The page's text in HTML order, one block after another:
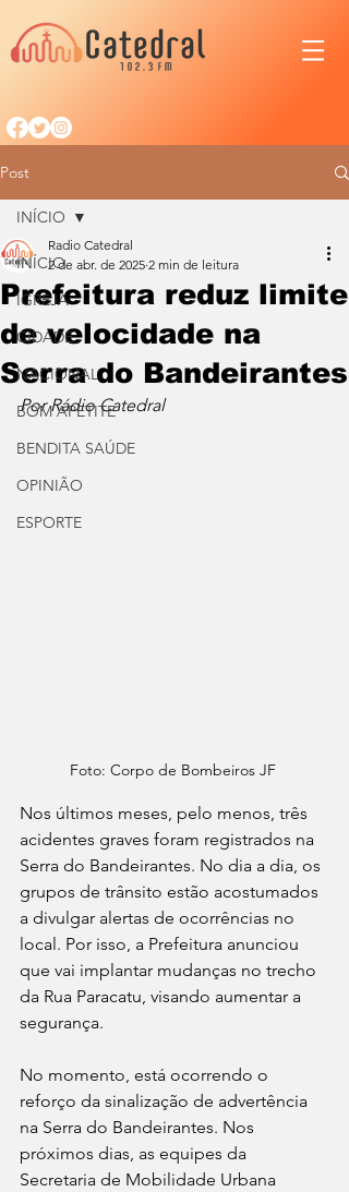
Post
INÍCIO
IGREJA
CIDADE
NACIONAL
BOM APETITE
BENDITA SAÚDE
OPINIÃO
ESPORTE
INÍCIO
Prefeitura reduz limite
de velocidade na
Serra do Bandeirantes
Radio Catedral
2 de abr. de 2025 2 min de leitura
Por Rádio Catedral
Foto: Corpo de Bombeiros JF
Nos últimos meses, pelo menos, três
acidentes graves foram registrados na
Serra do Bandeirantes. No dia a dia, os
grupos de trânsito estão acostumados
a divulgar alertas de ocorrências no
local. Por isso, a Prefeitura anunciou
que vai implantar mudanças no trecho
da Rua Paracatu, visando aumentar a
segurança.
No momento, está ocorrendo o
reforço da sinalização de advertência
na Serra do Bandeirantes. Nos
próximos dias, as equipes da
Secretaria de Mobilidade Urbana